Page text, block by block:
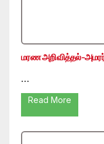
மரண அறிவித்தல்-அமரர்
…
Read More